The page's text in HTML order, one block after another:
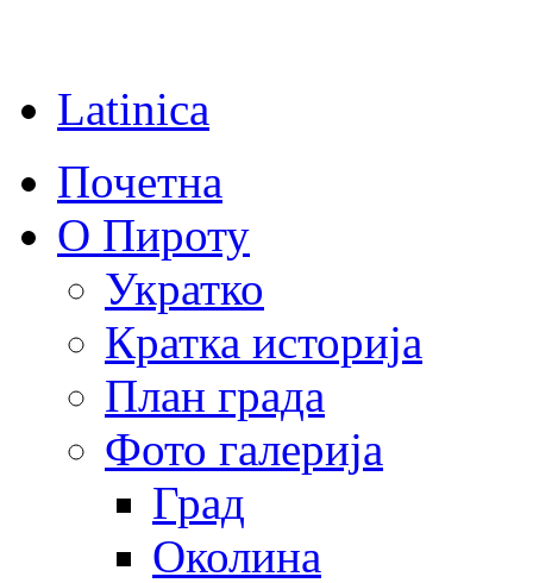
Latinica
Почетна
О Пироту
Укратко
Кратка историја
План града
Фото галерија
Град
Околина